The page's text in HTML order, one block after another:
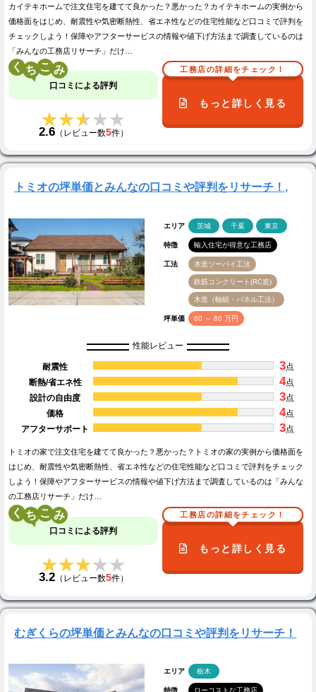
カイテキホームで注文住宅を建てて良かった？悪かった？カイテキホームの実例から
価格面をはじめ、耐震性や気密断熱性、省エネ性などの住宅性能など口コミで評判を
チェックしよう！保障やアフターサービスの情報や値下げ方法まで調査しているのは
「みんなの工務店リサーチ」だけ…
く こ
口コミによる評判
★★★★★
★★★★★
2.6（レビュー数5件）
工務店の詳細をチェック！
もっと詳しく見る
トミオの坪単価とみんなの口コミや評判をリサーチ！,
エリア 茨城 千葉 東京
特徴 輸入住宅が得意な工務店
工法 木造ツーバイ工法
鉄筋コンクリート(RC造)
木造（軸組・パネル工法）
坪単価 60 ～ 80 万円
性能レビュー
耐震性 3点
断熱/省エネ性
4点
設計の自由度
3点
価格
4点
アフターサポート
3点
トミオの家で注文住宅を建てて良かった？悪かった？トミオの家の実例から価格面を
はじめ、耐震性や気密断熱性、省エネ性などの住宅性能など口コミで評判をチェック
しよう！保障やアフターサービスの情報や値下げ方法まで調査しているのは「みんな
の工務店リサーチ」だけ…
く こ
口コミによる評判
★★★★★
★★★★★
3.2（レビュー数5件）
工務店の詳細をチェック！
もっと詳しく見る
むぎくらの坪単価とみんなの口コミや評判をリサーチ！
エリア 栃木